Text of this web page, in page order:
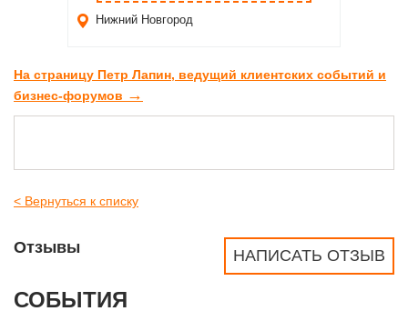
Нижний Новгород
На страницу Петр Лапин, ведущий клиентских событий и
бизнес-форумов →
< Вернуться к списку
НАПИСАТЬ ОТЗЫВ
Отзывы
СОБЫТИЯ